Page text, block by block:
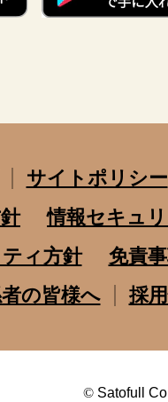
サイトポリシー
情報セキュ
ィ方針
免責
の皆様へ
採
© Satofull